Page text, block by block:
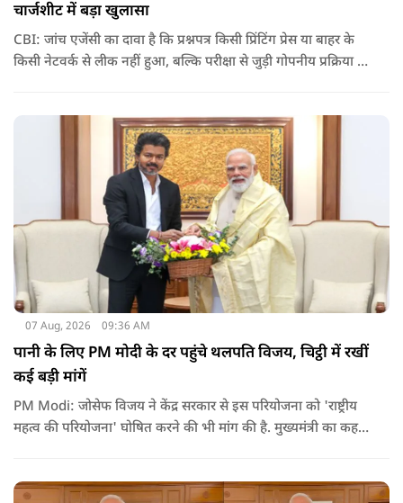
चार्जशीट में बड़ा खुलासा
CBI: जांच एजेंसी का दावा है कि प्रश्नपत्र किसी प्रिंटिंग प्रेस या बाहर के
किसी नेटवर्क से लीक नहीं हुआ, बल्कि परीक्षा से जुड़ी गोपनीय प्रक्रिया में
07 Aug, 2026 09:36 AM
पानी के लिए PM मोदी के दर पहुंचे थलपति विजय, चिट्ठी में रखीं
कई बड़ी मांगें
PM Modi: जोसेफ विजय ने केंद्र सरकार से इस परियोजना को 'राष्ट्रीय
महत्व की परियोजना' घोषित करने की भी मांग की है. मुख्यमंत्री का कहना
की समस्या को काफी हद तक कम किया जा सकता है.